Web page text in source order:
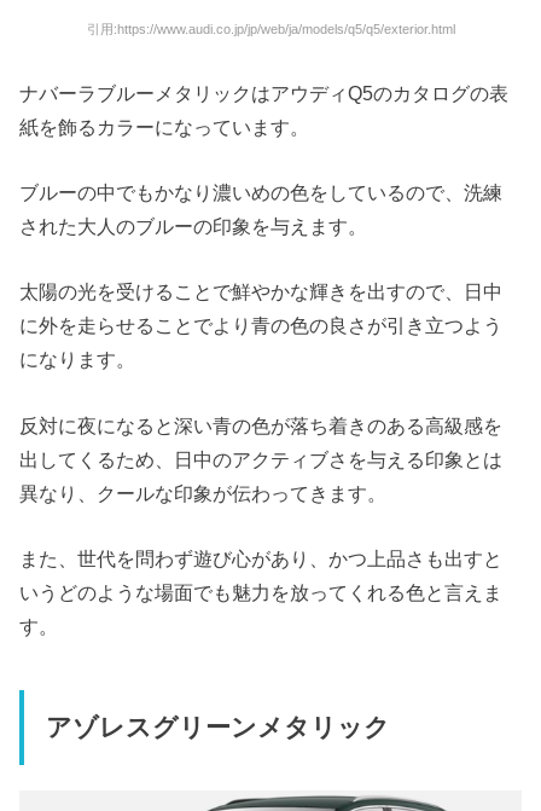
引用:https://www.audi.co.jp/jp/web/ja/models/q5/q5/exterior.html
ナバーラブルーメタリックはアウディQ5のカタログの表
紙を飾るカラーになっています。
ブルーの中でもかなり濃いめの色をしているので、洗練
された大人のブルーの印象を与えます。
太陽の光を受けることで鮮やかな輝きを出すので、日中
に外を走らせることでより青の色の良さが引き立つよう
になります。
反対に夜になると深い青の色が落ち着きのある高級感を
出してくるため、日中のアクティブさを与える印象とは
異なり、クールな印象が伝わってきます。
また、世代を問わず遊び心があり、かつ上品さも出すと
いうどのような場面でも魅力を放ってくれる色と言えま
す。
アゾレスグリーンメタリック